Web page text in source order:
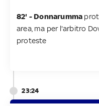
82' - Donnarumma
area, ma per l'arbitro
proteste
23:24